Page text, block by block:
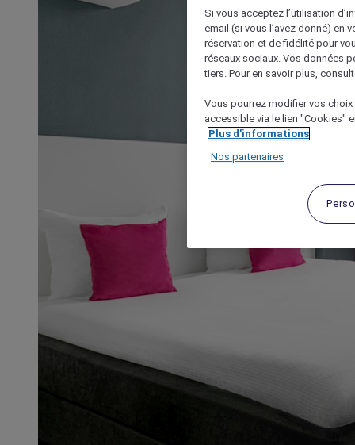
Si vous acceptez l’utilisation
email (si vous l’avez donné) en
réservation et de fidélité pour
réseaux sociaux. Vos données
tiers. Pour en savoir plus,
Vous pourrez modifier vos
accessible via le lien "Cookies"
Plus d'informations
Nos partenaires